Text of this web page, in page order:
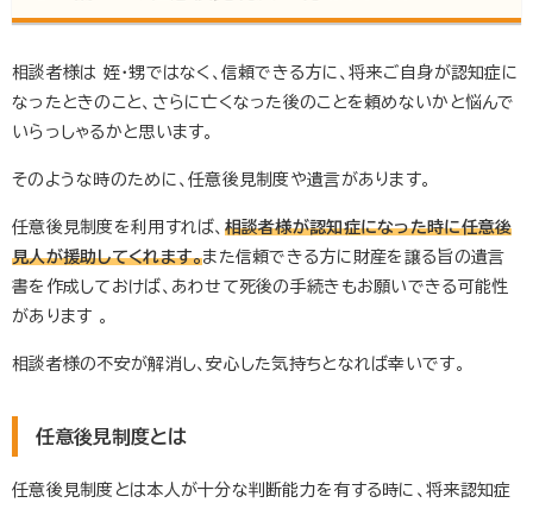
相談者様は 姪・甥ではなく、信頼できる方に、将来ご自身が認知症に
なったときのこと、さらに亡くなった後のことを頼めないかと悩んで
いらっしゃるかと思います。
そのような時のために、任意後見制度や遺言があります。
任意後見制度を利用すれば、 相談者様が認知症になった時に任意後
見人が援助してくれます。また信頼できる方に財産を譲る旨の遺言
書を作成しておけば、あわせて死後の手続きもお願いできる可能性
があります 。
相談者様の不安が解消し、安心した気持ちとなれば幸いです。
任意後見制度とは
任意後見制度とは本人が十分な判断能力を有する時に、将来認知症